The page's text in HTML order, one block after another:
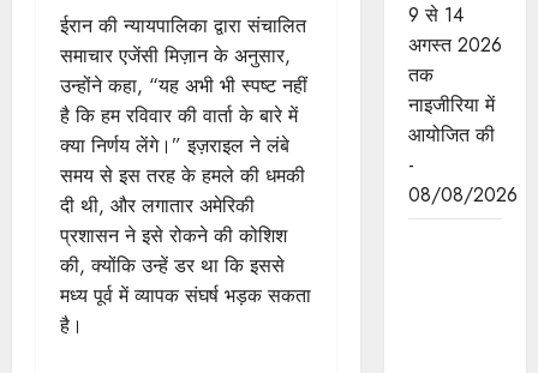
ईरान की न्यायपालिका द्वारा संचालित
समाचार एजेंसी मिज़ान के अनुसार,
उन्होंने कहा, “यह अभी भी स्पष्ट नहीं
है कि हम रविवार की वार्ता के बारे में
क्या निर्णय लेंगे।” इज़राइल ने लंबे
समय से इस तरह के हमले की धमकी
दी थी, और लगातार अमेरिकी
प्रशासन ने इसे रोकने की कोशिश
की, क्योंकि उन्हें डर था कि इससे
मध्य पूर्व में व्यापक संघर्ष भड़क सकता
है।
9 से 14
अगस्त 2026
तक
नाइजीरिया में
आयोजित की
-
08/08/2026